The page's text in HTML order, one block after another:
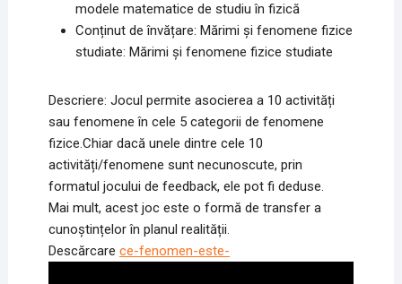
modele matematice de studiu în fizică
Conținut de învățare: Mărimi şi fenomene fizice
studiate: Mărimi şi fenomene fizice studiate
Descriere: Jocul permite asocierea a 10 activități
sau fenomene în cele 5 categorii de fenomene
fizice.Chiar dacă unele dintre cele 10
activități/fenomene sunt necunoscute, prin
formatul jocului de feedback, ele pot fi deduse.
Mai mult, acest joc este o formă de transfer a
cunoștințelor în planul realității.
Descărcare ce-fenomen-este-